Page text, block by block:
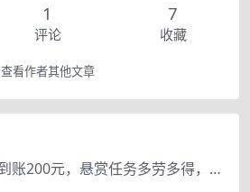
1
评论
7
收藏
查看作者其他文章
赏帮赚悬赏奖励到账200元，悬赏任务多劳多得，人人可做。